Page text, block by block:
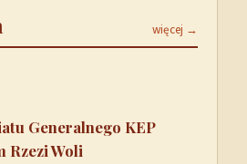
więcej →
Generalnego KEP
Rzezi Woli